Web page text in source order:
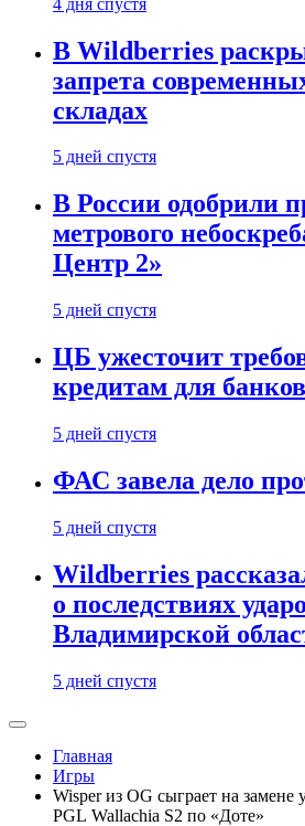
В Wildberries
запрета
складах
5 дней спустя
В России одобрили
метрового
Центр 2»
5 дней спустя
ЦБ ужесточит
кредитам для банков
5 дней спустя
ФАС завела дело
5 дней спустя
Wildberries
о последствиях
Владимирской
5 дней спустя
Главная
Игры
Wisper из OG сыграет на замене
PGL Wallachia S2 по «Доте»